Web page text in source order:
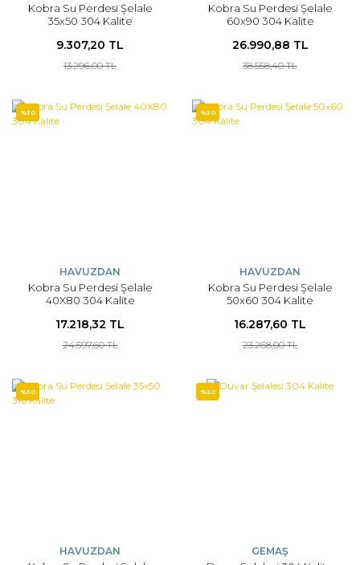
Kobra Su Perdesi Şelale
35x50 304 Kalite
9.307,20 TL
13.296,00 TL
Kobra Su Perdesi Şelale
60x90 304 Kalite
26.990,88 TL
38.558,40 TL
%30
HAVUZDAN
Kobra Su Perdesi Şelale
40X80 304 Kalite
17.218,32 TL
24.597,60 TL
%30
HAVUZDAN
Kobra Su Perdesi Şelale
50x60 304 Kalite
16.287,60 TL
23.268,00 TL
%30
HAVUZDAN
%30
GEMAŞ